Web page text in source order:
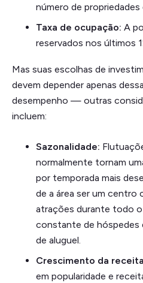
número de
Taxa de ocupação: A
reservados nos últimos
Mas suas escolhas de
devem depender apenas
desempenho — outras
incluem:
Sazonalidade:
normalmente tornam
por temporada mais
de a área ser um centro
atrações durante todo
constante de hóspedes
de aluguel.
Crescimento da
em popularidade e